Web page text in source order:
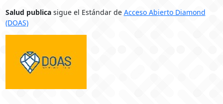
Salud publicasigue el Estándar de Acceso Abierto Diamond
(DOAS)